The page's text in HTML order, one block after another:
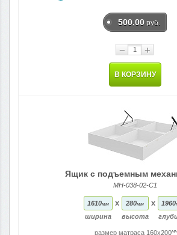
500,00 руб.
− +
В КОРЗИНУ
Ящик с подъемным
МН-038-02-C1
1610мм
ширина
x 280мм
высота
x 1960
размер матраса 160x200мм